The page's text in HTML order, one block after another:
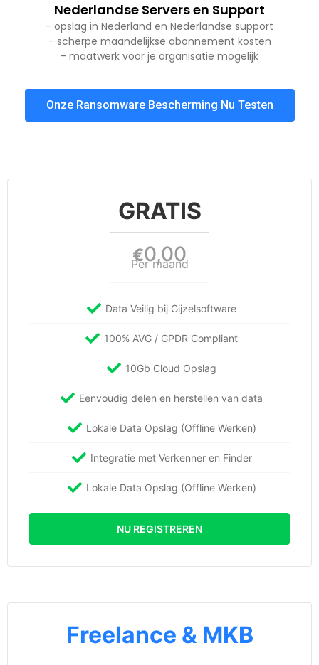
Nederlandse Servers en Support
- opslag in Nederland en Nederlandse support
- scherpe maandelijkse abonnement kosten
- maatwerk voor je organisatie mogelijk
Onze Ransomware Bescherming Nu Testen
GRATIS
€0,00
Per maand
Data Veilig bij Gijzelsoftware
100% AVG / GPDR Compliant
10Gb Cloud Opslag
Eenvoudig delen en herstellen van data
Lokale Data Opslag (Offline Werken)
Integratie met Verkenner en Finder
Lokale Data Opslag (Offline Werken)
NU REGISTREREN
Freelance & MKB